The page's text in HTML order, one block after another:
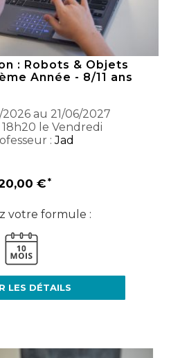
: Robots & Objets
Année - 8/11 ans
au 21/06/2027
18h20 le Vendredi
:Jad
€
votre formule :
LES DÉTAILS